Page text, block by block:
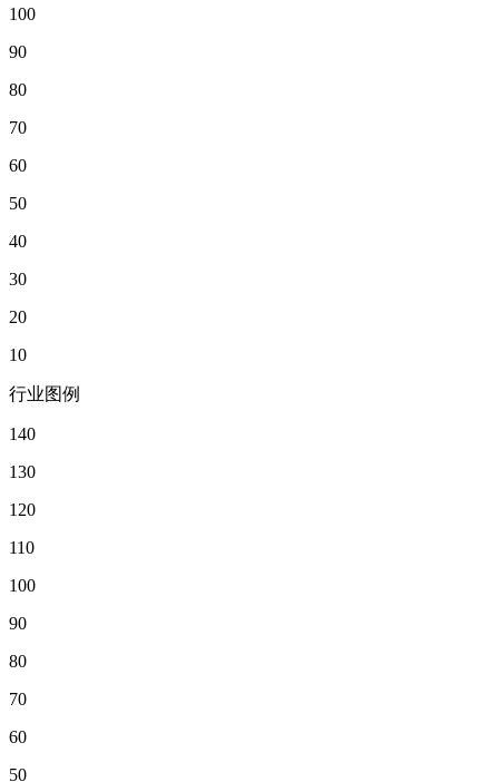
100
90
80
70
60
50
40
30
20
10
行业图例
140
130
120
110
100
90
80
70
60
50